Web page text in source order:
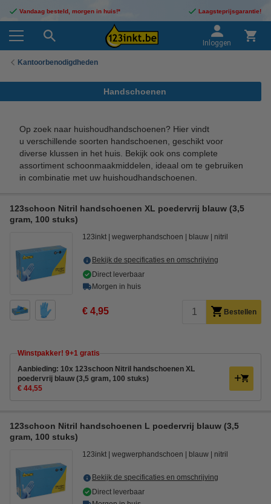
Vandaag besteld, morgen in huis!* Laagsteprijsgarantie!
Inloggen
Kantoorbenodigdheden
Handschoenen
Op zoek naar huishoudhandschoenen? Hier vindt
u verschillende soorten handschoenen, geschikt voor
diverse klussen in het huis. Bekijk ook ons complete
assortiment schoonmaakmiddelen, ideaal om te gebruiken
in combinatie met uw huishoudhandschoenen.
123schoon Nitril handschoenen XL poedervrij blauw (3,5
gram, 100 stuks)
123inkt wegwerphandschoen blauw nitril
Bekijk de specificaties en omschrijving
Direct leverbaar
Morgen in huis
€ 4,95 Bestellen
Winstpakker! 9+1 gratis
Aanbieding: 10x 123schoon Nitril handschoenen XL
poedervrij blauw (3,5 gram, 100 stuks)
€ 44,55
123schoon Nitril handschoenen L poedervrij blauw (3,5
gram, 100 stuks)
123inkt wegwerphandschoen blauw nitril
Bekijk de specificaties en omschrijving
Direct leverbaar